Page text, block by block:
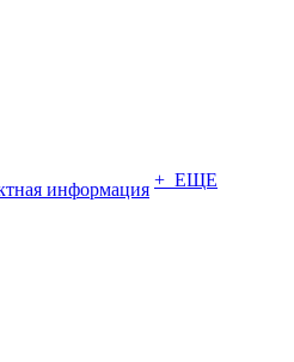
информация + ЕЩЕ